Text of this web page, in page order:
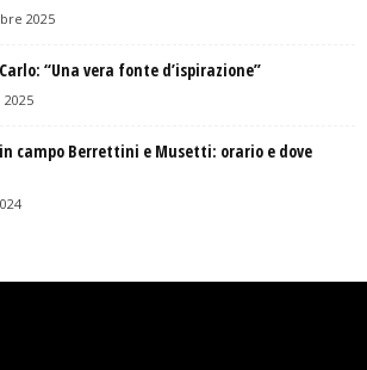
2025
“Una vera fonte d’ispirazione”
2025
campo Berrettini e Musetti: orario e dove